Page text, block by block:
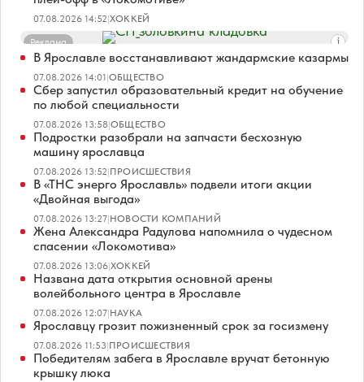
07.08.2026 14:52|ХОККЕЙ
Реклама
В Ярославле восстанавливают жандармские казармы
07.08.2026 14:01|ОБЩЕСТВО
Сбер запустил образовательный кредит на обучение
по любой специальности
07.08.2026 13:58|ОБЩЕСТВО
Подростки разобрали на запчасти бесхозную
машину ярославца
07.08.2026 13:52|ПРОИСШЕСТВИЯ
В «ТНС энерго Ярославль» подвели итоги акции
«Двойная выгода»
07.08.2026 13:27|НОВОСТИ КОМПАНИЙ
Жена Александра Радулова напомнила о чудесном
спасении «Локомотива»
07.08.2026 13:06|ХОККЕЙ
Названа дата открытия основной арены
волейбольного центра в Ярославле
07.08.2026 12:07|НАУКА
Ярославцу грозит пожизненный срок за госизмену
07.08.2026 11:53|ПРОИСШЕСТВИЯ
Победителям забега в Ярославле вручат бетонную
крышку люка